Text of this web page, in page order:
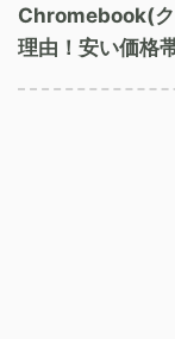
Chromebook(ク
理由！安い価格